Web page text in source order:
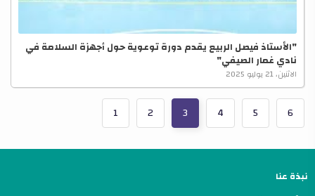
"الأستاذ فيصل الربيع يقدم دورة توعوية حول أجهزة السلامة في
نادي غمار الصيفي"
الاثنين، 21 يوليو 2025
1 2 3 4 5 6
نبذة عنا